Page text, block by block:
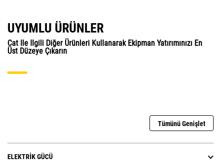
UYUMLU ÜRÜNLER
Cat Ile Ilgili Diğer Ürünleri Kullanarak Ekipman Yatırımınızı En
Üst Düzeye Çıkarın
Tümünü Genişlet
ELEKTRIK GÜCÜ